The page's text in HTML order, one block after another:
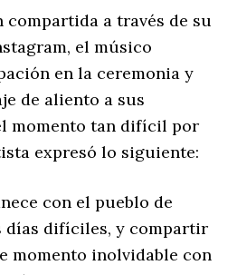
a través de su
el músico
en la ceremonia y
de aliento a sus
momento tan difícil por
expresó lo siguiente:
con el pueblo de
días difíciles, y compartir
momento inolvidable con